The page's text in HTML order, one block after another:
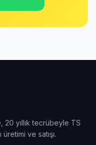
yıllık tecrübeyle TS
ve satışı.